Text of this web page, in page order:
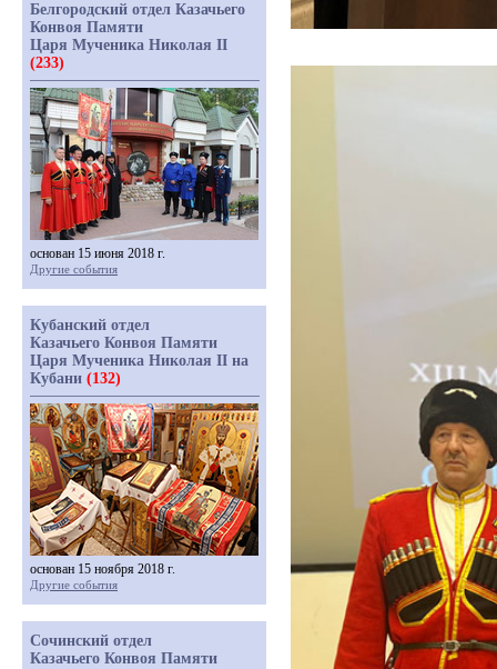
Белгородский отдел Казачьего
Конвоя Памяти
Царя Мученика Николая II
(233)
основан 15 июня 2018 г.
Другие события
Кубанский отдел
Казачьего Конвоя Памяти
Царя Мученика Николая II на
Кубани (132)
основан 15 ноября 2018 г.
Другие события
Сочинский отдел
Казачьего Конвоя Памяти